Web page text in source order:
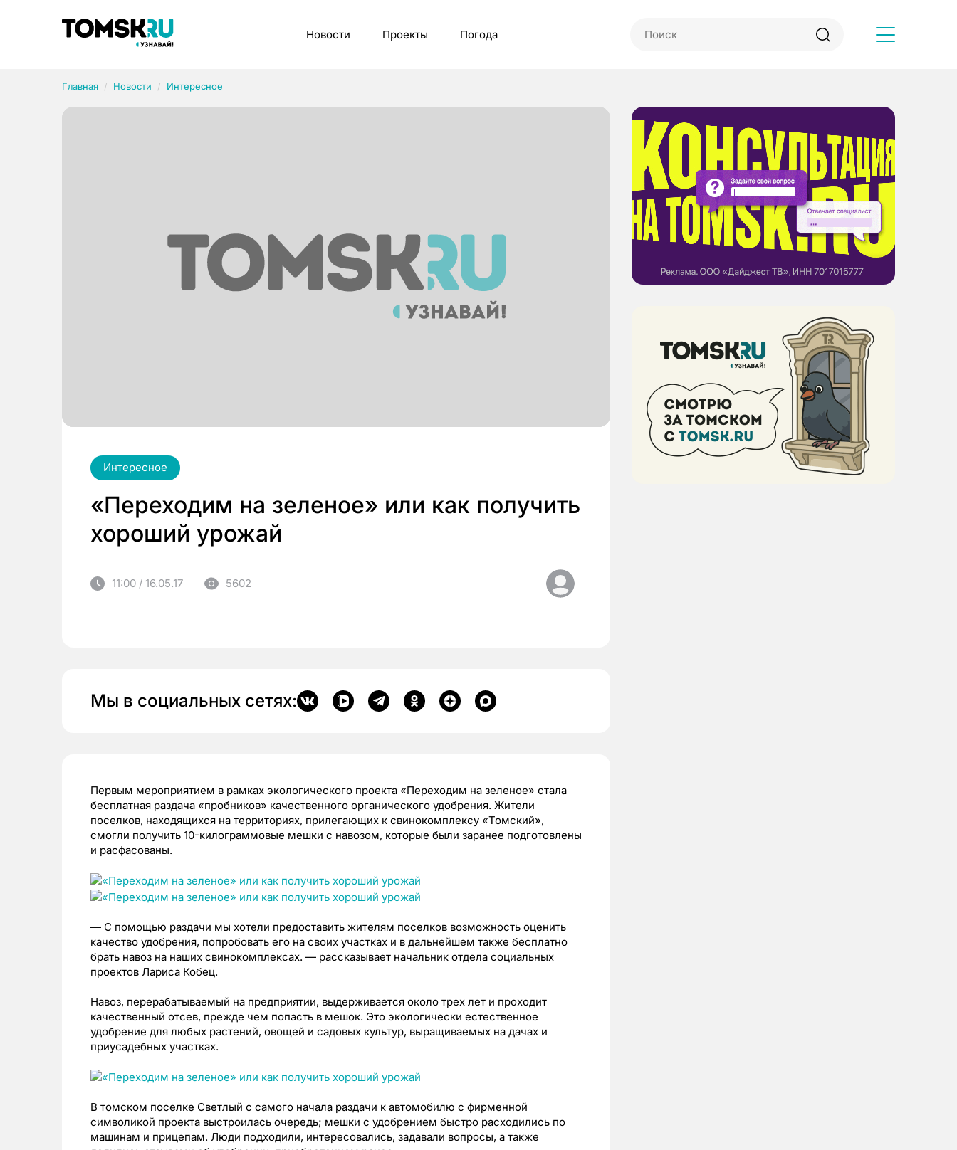
Новости Проекты Погода
Главная Новости Интересное
Интересное
«Переходим на зеленое» или как получить
хороший урожай
11:00 / 16.05.17 5602
Мы в социальных сетях:
Первым мероприятием в рамках экологического проекта «Переходим на зеленое» стала
бесплатная раздача «пробников» качественного органического удобрения. Жители
поселков, находящихся на территориях, прилегающих к свинокомплексу «Томский»,
смогли получить 10-килограммовые мешки с навозом, которые были заранее подготовлены
и расфасованы.
— С помощью раздачи мы хотели предоставить жителям поселков возможность оценить
качество удобрения, попробовать его на своих участках и в дальнейшем также бесплатно
брать навоз на наших свинокомплексах. — рассказывает начальник отдела социальных
проектов Лариса Кобец.
Навоз, перерабатываемый на предприятии, выдерживается около трех лет и проходит
качественный отсев, прежде чем попасть в мешок. Это экологически естественное
удобрение для любых растений, овощей и садовых культур, выращиваемых на дачах и
приусадебных участках.
В томском поселке Светлый с самого начала раздачи к автомобилю с фирменной
символикой проекта выстроилась очередь; мешки с удобрением быстро расходились по
машинам и прицепам. Люди подходили, интересовались, задавали вопросы, а также
Рубрики